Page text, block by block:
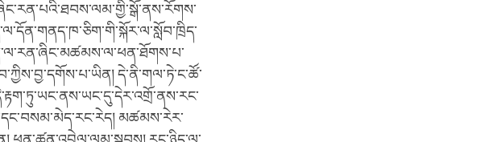
དེ་ནི་གལ་ཏེ་ང་ཚོ་
མཚམས་རེར་